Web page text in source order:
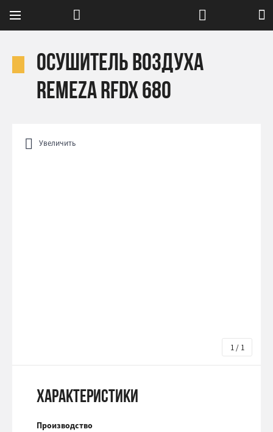
Осушитель воздуха
Remeza RFDx 680
Увеличить
1 / 1
Характеристики
Производство